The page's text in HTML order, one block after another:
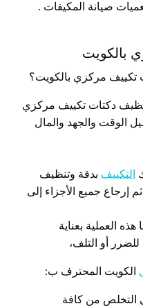
صيانة المكيفات .
بالكويت
تكييف مركزي بالكويت؟
دكتات تكييف مركزي
الوقت والجهد والمال
التكييف بدقة وتنظيف
إرجاع جميع الأجزاء إلى
العملية بعناية
أو التلف،
الكويت المحترف ب:
التخلص من كافة